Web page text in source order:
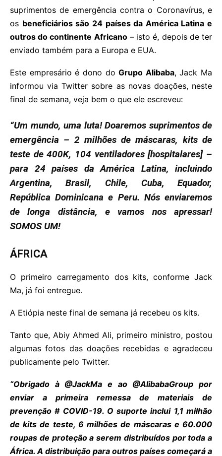
suprimentos de emergência contra o Coronavírus, e
os beneficiários são 24 países da América Latina e
outros do continente Africano– isto é, depois de ter
enviado também para a Europa e EUA.
Este empresário é dono doGrupo Alibaba, Jack Ma
informou via Twitter sobre as novas doações, neste
final de semana, veja bem o que ele escreveu:
“Um mundo, uma luta! Doaremos suprimentos de
emergência – 2 milhões de máscaras, kits de
teste de 400K, 104 ventiladores [hospitalares] –
para 24 países da América Latina, incluindo
Argentina, Brasil, Chile, Cuba, Equador,
República Dominicana e Peru. Nós enviaremos
de longa distância, e vamos nos apressar!
SOMOS UM!
ÁFRICA
O primeiro carregamento dos kits, conforme Jack
Ma, já foi entregue.
A Etiópia neste final de semana já recebeu os kits.
Tanto que, Abiy Ahmed Ali, primeiro ministro, postou
algumas fotos das doações recebidas e agradeceu
publicamente pelo Twitter.
“Obrigado à @JackMa e ao @AlibabaGroup por
enviar a primeira remessa de materiais de
prevenção # COVID-19. O suporte inclui 1,1 milhão
de kits de teste, 6 milhões de máscaras e 60.000
roupas de proteção a serem distribuídos por toda a
África. A distribuição para outros países começará a